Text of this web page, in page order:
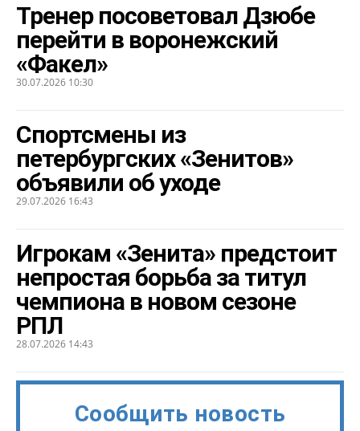
Тренер посоветовал Дзюбе
перейти в воронежский
«Факел»
30.07.2026 10:30
Спортсмены из
петербургских «Зенитов»
объявили об уходе
29.07.2026 16:43
Игрокам «Зенита» предстоит
непростая борьба за титул
чемпиона в новом сезоне
РПЛ
28.07.2026 14:43
Сообщить новость